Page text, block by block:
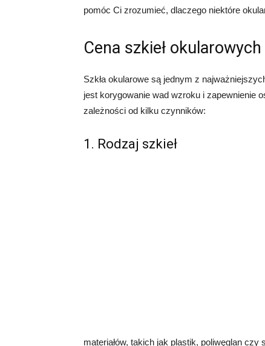
pomóc Ci zrozumieć, dlaczego niektóre
Cena szkieł okularowych
Szkła okularowe są jednym z
jest korygowanie wad wzroku i zapewnienie
zależności od kilku czynników:
1. Rodzaj szkieł
materiałów, takich jak plastik, poliwęglan